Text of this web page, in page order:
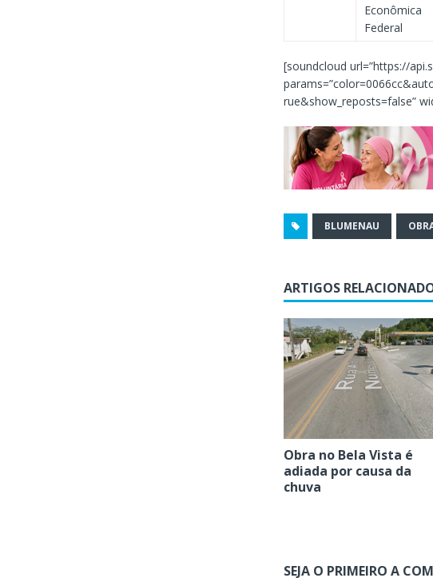
Econômica
Federal
[soundcloud url=”https://
rue&show_reposts=false”
BLUMENAU
ARTIGOS
Obra no Bela Vista é
adiada por causa da
chuva
SEJA O PRIMEIRO A